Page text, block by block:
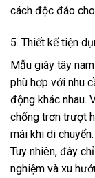
cách độc đáo
5. Thiết kế tiện
Mẫu giày tây
phù hợp với nhu
động khác nhau.
chống trơn trượt
mái khi di chuyển.
Tuy nhiên, đây
nghiệm và xu